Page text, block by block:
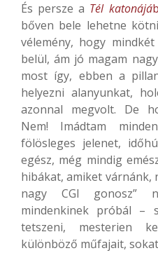
És persze a Tél katonájá
bőven bele lehetne
vélemény, hogy
belül, ám jó magam
most így, ebben a
helyezni alanyunkat,
azonnal megvolt. De
Nem! Imádtam
fölösleges jelenet,
egész, még mindig
hibákat, amiket várnánk,
nagy CGI gonosz”
mindenkinek próbál –
tetszeni, mesterien
különböző műfajait,